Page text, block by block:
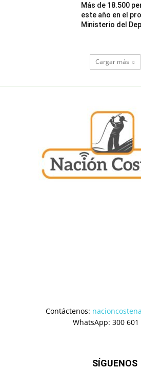
Más de 18.500
este año en el
Ministerio del
Cargar más
Contáctenos:
WhatsApp: 300 601
SÍGUENOS